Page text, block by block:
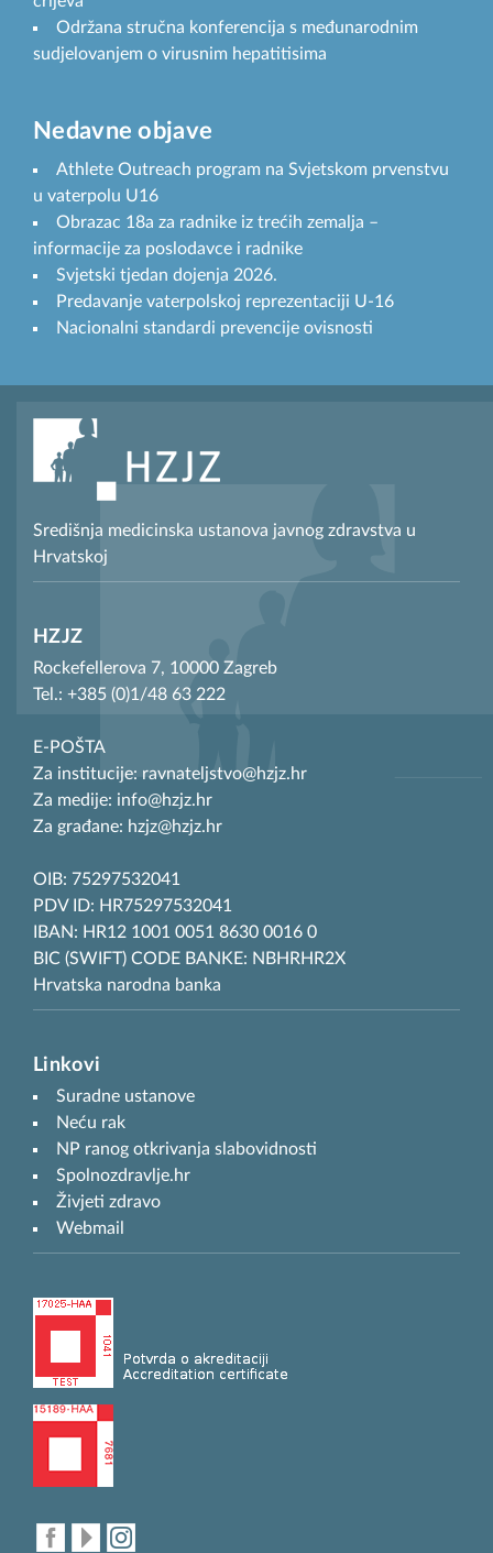
Održana stručna konferencija s međunarodnim
sudjelovanjem o virusnim hepatitisima
Nedavne objave
Athlete Outreach program na Svjetskom prvenstvu
u vaterpolu U16
Obrazac 18a za radnike iz trećih zemalja –
informacije za poslodavce i radnike
Svjetski tjedan dojenja 2026.
Predavanje vaterpolskoj reprezentaciji U-16
Nacionalni standardi prevencije ovisnosti
Središnja medicinska ustanova javnog zdravstva u
Hrvatskoj
HZJZ
Rockefellerova 7, 10000 Zagreb
Tel.: +385 (0)1/48 63 222
E-POŠTA
Za institucije: ravnateljstvo@hzjz.hr
Za medije: info@hzjz.hr
Za građane: hzjz@hzjz.hr
OIB: 75297532041
PDV ID: HR75297532041
IBAN: HR12 1001 0051 8630 0016 0
BIC (SWIFT) CODE BANKE: NBHRHR2X
Hrvatska narodna banka
Linkovi
Suradne ustanove
Neću rak
NP ranog otkrivanja slabovidnosti
Spolnozdravlje.hr
Živjeti zdravo
Webmail